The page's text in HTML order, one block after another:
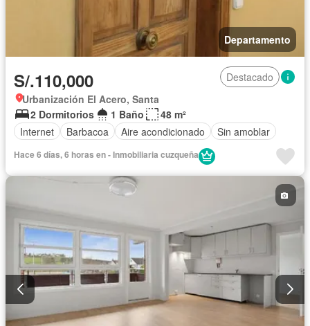
Departamento
S/.110,000
Destacado
Urbanización El Acero, Santa
2 Dormitorios
1 Baño
48 m²
Internet
Barbacoa Aire acondicionado Sin amoblar
Hace 6 días, 6 horas en - Inmobiliaria cuzqueña